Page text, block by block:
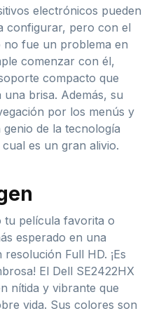
electrónicos pueden
configurar, pero con el
no fue un problema en
comenzar con él,
compacto que
brisa. Además, su
por los menús y
de la tecnología
es un gran alivio.
tu película favorita o
esperado en una
Full HD. ¡Es
El Dell SE2422HX
nítida y vibrante que
vida. Sus colores son